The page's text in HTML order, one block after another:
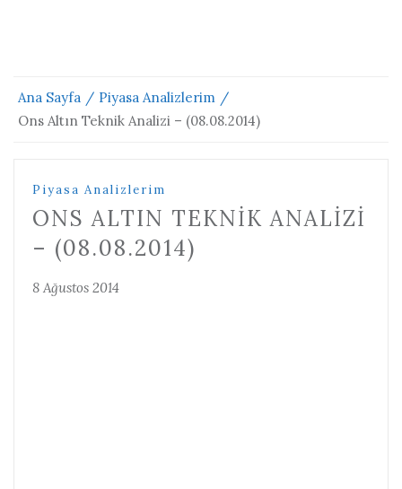
Ana Sayfa
Piyasa Analizlerim
Ons Altın Teknik Analizi – (08.08.2014)
Piyasa Analizlerim
ONS ALTIN TEKNIK ANALIZI
– (08.08.2014)
8 Ağustos 2014